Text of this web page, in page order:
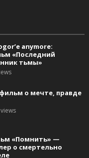
anymore:
«Последний
тьмы»
о мечте, правде
views
«Помнить» —
о смертельно